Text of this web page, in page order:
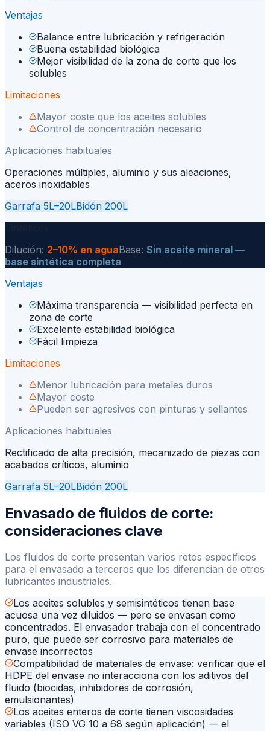
Ventajas
Balance entre lubricación y refrigeración
Buena estabilidad biológica
Mejor visibilidad de la zona de corte que los
solubles
Limitaciones
Mayor coste que los aceites solubles
Control de concentración necesario
Aplicaciones habituales
Operaciones múltiples, aluminio y sus aleaciones,
aceros inoxidables
Garrafa 5L–20LBidón 200L
Dilución: 2–10% en aguaBase: Sin aceite mineral —
base sintética completa
Ventajas
Máxima transparencia — visibilidad perfecta en
zona de corte
Excelente estabilidad biológica
Fácil limpieza
Limitaciones
Menor lubricación para metales duros
Mayor coste
Pueden ser agresivos con pinturas y sellantes
Aplicaciones habituales
Rectificado de alta precisión, mecanizado de piezas con
acabados críticos, aluminio
Garrafa 5L–20LBidón 200L
Envasado de fluidos de corte:
consideraciones clave
Los fluidos de corte presentan varios retos específicos
para el envasado a terceros que los diferencian de otros
lubricantes industriales.
Los aceites solubles y semisintéticos tienen base
acuosa una vez diluidos — pero se envasan como
concentrados. El envasador trabaja con el concentrado
puro, que puede ser corrosivo para materiales de
envase incorrectos
Compatibilidad de materiales de envase: verificar que el
HDPE del envase no interacciona con los aditivos del
fluido (biocidas, inhibidores de corrosión,
emulsionantes)
Los aceites enteros de corte tienen viscosidades
variables (ISO VG 10 a 68 según aplicación) — el